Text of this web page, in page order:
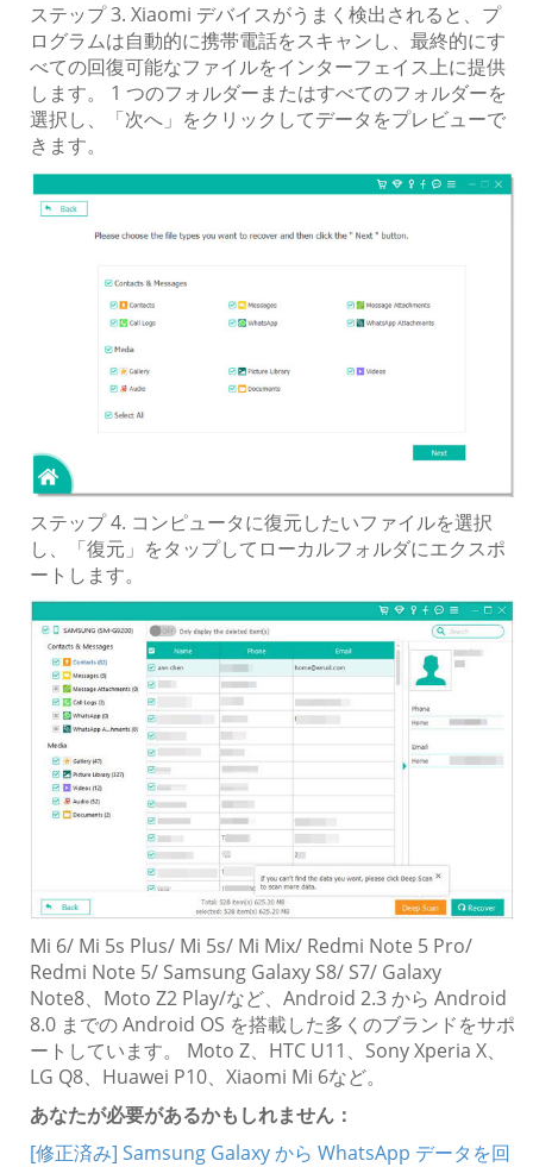
ステップ 3. Xiaomi デバイスがうまく検出されると、プ
ログラムは自動的に携帯電話をスキャンし、最終的にす
べての回復可能なファイルをインターフェイス上に提供
します。 1 つのフォルダーまたはすべてのフォルダーを
選択し、「次へ」をクリックしてデータをプレビューで
きます。
ステップ 4. コンピュータに復元したいファイルを選択
し、「復元」をタップしてローカルフォルダにエクスポ
ートします。
Mi 6/ Mi 5s Plus/ Mi 5s/ Mi Mix/ Redmi Note 5 Pro/
Redmi Note 5/ Samsung Galaxy S8/ S7/ Galaxy
Note8、Moto Z2 Play/など、Android 2.3 から Android
8.0 までの Android OS を搭載した多くのブランドをサポ
ートしています。 Moto Z、HTC U11、Sony Xperia X、
LG Q8、Huawei P10、Xiaomi Mi 6など。
あなたが必要があるかもしれません：
[修正済み] Samsung Galaxy から WhatsApp データを回